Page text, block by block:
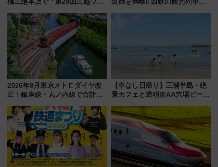
【2026年8月5日～25日】
CHIKUGO」で巡る福岡･太宰
2026年9月東京メトロダイヤ改
正！銀座線・丸ノ内線で合計
待
【車なし日帰り】三浦半島・絶
景カフェと透明度AA穴場ビーチ
用してストレスフリー旅へ行こ
う！